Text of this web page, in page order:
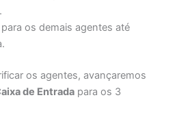
os demais agentes até
os agentes, avançaremos
de Entrada para os 3